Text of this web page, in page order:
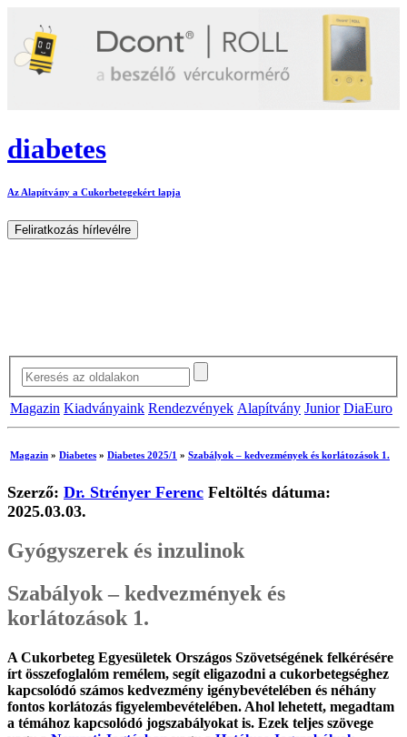
diabetes
Az Alapítvány a Cukorbetegekért lapja
Magazin Kiadványaink Rendezvények Alapítvány Junior DiaEuro
Magazin » Diabetes » Diabetes 2025/1 » Szabályok – kedvezmények és korlátozások 1.
Szerző: Dr. Strényer Ferenc Feltöltés dátuma:
2025.03.03.
Gyógyszerek és inzulinok
Szabályok – kedvezmények és
korlátozások 1.
A Cukorbeteg Egyesületek Országos Szövetségének felkérésére
írt összefoglalóm remélem, segít eligazodni a cukorbetegséghez
kapcsolódó számos kedvezmény igénybevételében és néhány
fontos korlátozás figyelembevételében. Ahol lehetett, megadtam
a témához kapcsolódó jogszabályokat is. Ezek teljes szövege